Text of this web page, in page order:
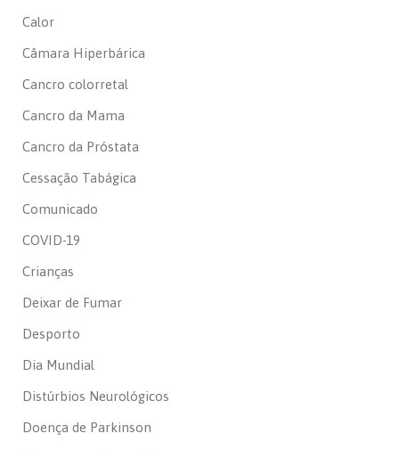
Calor
Câmara Hiperbárica
Cancro colorretal
Cancro da Mama
Cancro da Próstata
Cessação Tabágica
Comunicado
COVID-19
Crianças
Deixar de Fumar
Desporto
Dia Mundial
Distúrbios Neurológicos
Doença de Parkinson